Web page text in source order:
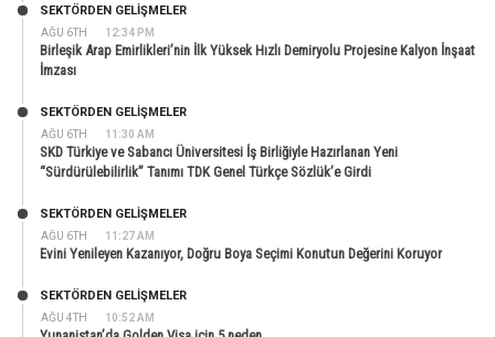
AĞU 6TH 12:34 PM
SEKTÖRDEN GELIŞMELER
Birleşik Arap Emirlikleri’nin İlk Yüksek Hızlı Demiryolu Projesine Kalyon İnşaat
İmzası
AĞU 6TH 11:30 AM
SEKTÖRDEN GELIŞMELER
SKD Türkiye ve Sabancı Üniversitesi İş Birliğiyle Hazırlanan Yeni
“Sürdürülebilirlik” Tanımı TDK Genel Türkçe Sözlük’e Girdi
AĞU 6TH 11:27 AM
SEKTÖRDEN GELIŞMELER
Evini Yenileyen Kazanıyor, Doğru Boya Seçimi Konutun Değerini Koruyor
AĞU 4TH 10:52 AM
SEKTÖRDEN GELIŞMELER